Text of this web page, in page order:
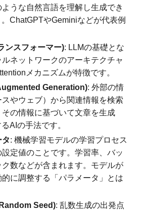
うな自然言語を理解し生成でき
ChatGPTやGeminiなどが代表例
ンスフォーマー): LLMの基礎とな
ネットワークのアーキテクチャ
メカニズムが特徴です。
Generation): 外部の情
やウェブ）から関連情報を検索
その情報に基づいて文章を生成
AIの手法です。
: 機械学習モデルの学習プロセス
定値のことです。学習率、バッ
数などが含まれます。モデルが
に調整する「パラメータ」とは
Seed): 乱数生成の出発点